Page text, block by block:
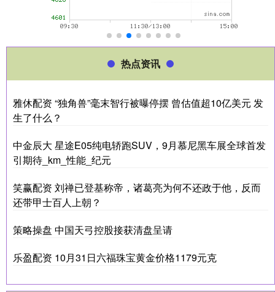
热点资讯
雅休配资 “独角兽”毫末智行被曝停摆 曾估值超10亿美元 发
生了什么？
中金辰大 星途E05纯电轿跑SUV，9月慕尼黑车展全球首发
引期待_km_性能_纪元
笑赢配资 刘禅已登基称帝，诸葛亮为何不还政于他，反而
还带甲士百人上朝？
策略操盘 中国天弓控股接获清盘呈请
乐盈配资 10月31日六福珠宝黄金价格1179元克